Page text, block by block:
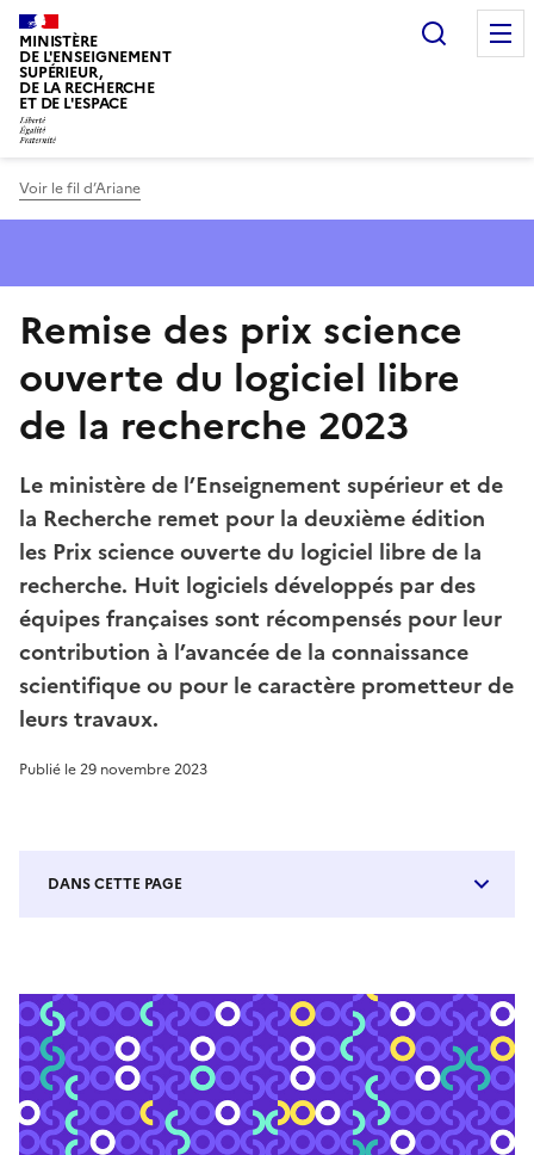
MINISTÈRE
DE L'ENSEIGNEMENT
SUPÉRIEUR,
DE LA RECHERCHE
ET DE L'ESPACE
Voir le fil d’Ariane
Remise des prix science
ouverte du logiciel libre
de la recherche 2023
Le ministère de l’Enseignement supérieur et de
la Recherche remet pour la deuxième édition
les Prix science ouverte du logiciel libre de la
recherche. Huit logiciels développés par des
équipes françaises sont récompensés pour leur
contribution à l’avancée de la connaissance
scientifique ou pour le caractère prometteur de
leurs travaux.
Publié le29 novembre 2023
DANS CETTE PAGE
Panneau de gestion des cookies